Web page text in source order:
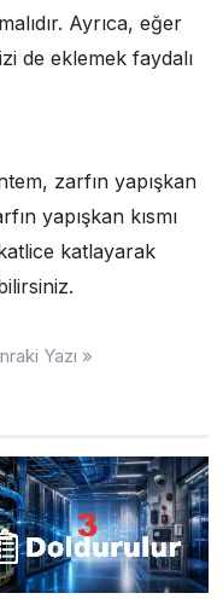
Ayrıca, eğer
de eklemek faydalı
zarfın yapışkan
yapışkan kısmı
katlayarak
Yazı »